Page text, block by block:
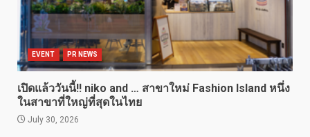
EVENT PR NEWS
เปิดแล้ววันนี้!! niko and … สาขาใหม่ Fashion Island หนึ่ง
ในสาขาที่ใหญ่ที่สุดในไทย
July 30, 2026